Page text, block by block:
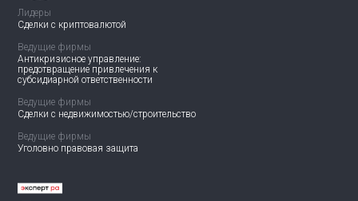
Лидеры
Сделки с криптовалютой
Ведущие фирмы
Антикризисное управление:
предотвращение привлечения к
субсидиарной ответственности
Ведущие фирмы
Сделки с недвижимостью/строительство
Ведущие фирмы
Уголовно правовая защита